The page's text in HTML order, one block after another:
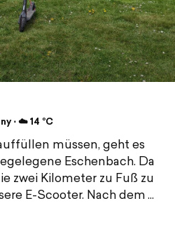
⋅ ☁️ 14 °C
müssen, geht es
Eschenbach. Da
zwei Kilometer zu Fuß zu
E-Scooter. Nach dem